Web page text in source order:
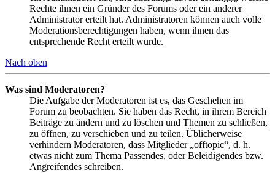
Rechte ihnen ein Gründer des Forums oder ein anderer
Administrator erteilt hat. Administratoren können auch volle
Moderationsberechtigungen haben, wenn ihnen das
entsprechende Recht erteilt wurde.
Nach oben
Was sind Moderatoren?
Die Aufgabe der Moderatoren ist es, das Geschehen im
Forum zu beobachten. Sie haben das Recht, in ihrem Bereich
Beiträge zu ändern und zu löschen und Themen zu schließen,
zu öffnen, zu verschieben und zu teilen. Üblicherweise
verhindern Moderatoren, dass Mitglieder „offtopic“, d. h.
etwas nicht zum Thema Passendes, oder Beleidigendes bzw.
Angreifendes schreiben.